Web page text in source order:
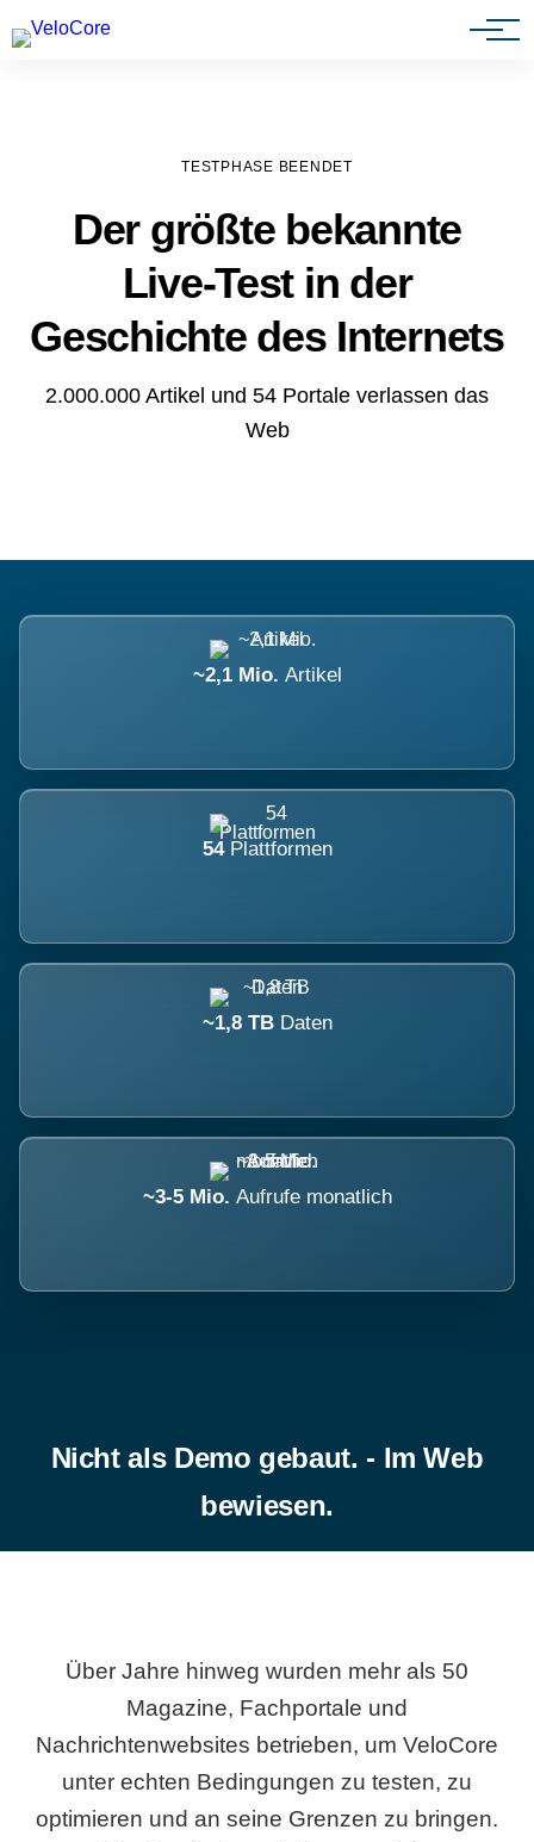
Agenturen & Webdesigner
TESTPHASE BEENDET
Der größte bekannte
Live-Test in der
Geschichte des Internets
2.000.000 Artikel und 54 Portale verlassen das
Web
~2,1 Mio. Artikel
54 Plattformen
~1,8 TB Daten
~3-5 Mio. Aufrufe monatlich
Nicht als Demo gebaut. - Im Web
bewiesen.
Über Jahre hinweg wurden mehr als 50
Magazine, Fachportale und
Nachrichtenwebsites betrieben, um VeloCore
unter echten Bedingungen zu testen, zu
optimieren und an seine Grenzen zu bringen.